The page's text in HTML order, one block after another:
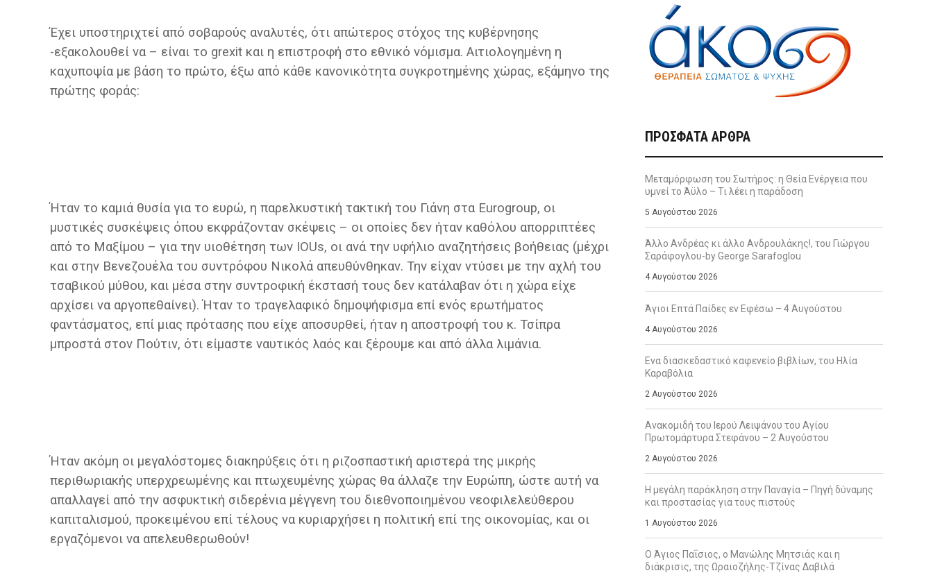
Έχει υποστηριχτεί από σοβαρούς αναλυτές, ότι απώτερος στόχος της κυβέρνησης
-εξακολουθεί να – είναι το grexit και η επιστροφή στο εθνικό νόμισμα. Αιτιολογημένη η
καχυποψία με βάση το πρώτο, έξω από κάθε κανονικότητα συγκροτημένης χώρας, εξάμηνο της
πρώτης φοράς:
Ήταν το καμιά θυσία για το ευρώ, η παρελκυστική τακτική του Γιάνη στα Eurogroup, οι
μυστικές συσκέψεις όπου εκφράζονταν σκέψεις – οι οποίες δεν ήταν καθόλου απορριπτέες
από το Μαξίμου – για την υιοθέτηση των IOUs, οι ανά την υφήλιο αναζητήσεις βοήθειας (μέχρι
και στην Βενεζουέλα του συντρόφου Νικολά απευθύνθηκαν. Την είχαν ντύσει με την αχλή του
τσαβικού μύθου, και μέσα στην συντροφική έκστασή τους δεν κατάλαβαν ότι η χώρα είχε
αρχίσει να αργοπεθαίνει). Ήταν το τραγελαφικό δημοψήφισμα επί ενός ερωτήματος
φαντάσματος, επί μιας πρότασης που είχε αποσυρθεί, ήταν η αποστροφή του κ. Τσίπρα
μπροστά στον Πούτιν, ότι είμαστε ναυτικός λαός και ξέρουμε και από άλλα λιμάνια.
Ήταν ακόμη οι μεγαλόστομες διακηρύξεις ότι η ριζοσπαστική αριστερά της μικρής
περιθωριακής υπερχρεωμένης και πτωχευμένης χώρας θα άλλαζε την Ευρώπη, ώστε αυτή να
απαλλαγεί από την ασφυκτική σιδερένια μέγγενη του διεθνοποιημένου νεοφιλελεύθερου
καπιταλισμού, προκειμένου επί τέλους να κυριαρχήσει η πολιτική επί της οικονομίας, και οι
εργαζόμενοι να απελευθερωθούν!
ΠΡΌΣΦΑΤΑ ΆΡΘΡΑ
Μεταμόρφωση του Σωτήρος: η Θεία Ενέργεια που
υμνεί το Άϋλο – Τι λέει η παράδοση
5 Αυγούστου 2026
Άλλο Ανδρέας κι άλλο Ανδρουλάκης!, του Γιώργου
Σαράφογλου-by George Sarafoglou
4 Αυγούστου 2026
Άγιοι Επτά Παίδες εν Εφέσω – 4 Αυγούστου
4 Αυγούστου 2026
Ενα διασκεδαστικό καφενείο βιβλίων, του Ηλία
Καραβόλια
2 Αυγούστου 2026
Ανακομιδή του Ιερού Λειψάνου του Αγίου
Πρωτομάρτυρα Στεφάνου – 2 Αυγούστου
2 Αυγούστου 2026
Η μεγάλη παράκληση στην Παναγία – Πηγή δύναμης
και προστασίας για τους πιστούς
1 Αυγούστου 2026
Ο Άγιος Παΐσιος, ο Μανώλης Μητσιάς και η
διάκρισις, της Ωραιοζήλης-Τζίνας Δαβιλά